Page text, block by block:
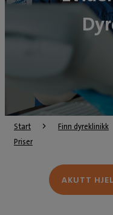
Start Finn dyreklinikk
Priser
AKUTT